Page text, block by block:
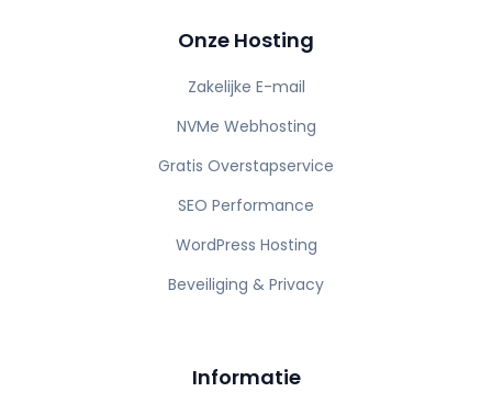
Onze Hosting
Zakelijke E-mail
NVMe Webhosting
Gratis Overstapservice
SEO Performance
WordPress Hosting
Beveiliging & Privacy
Informatie